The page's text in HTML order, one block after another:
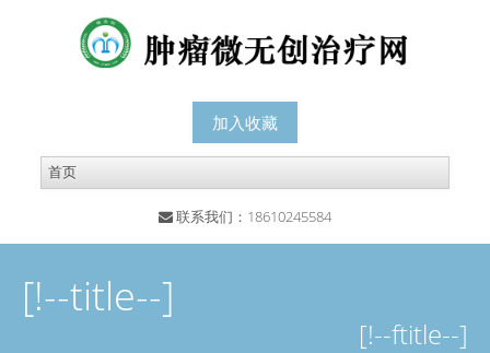
加入收藏
联系我们：18610245584
[!--title--]
[!--ftitle--]